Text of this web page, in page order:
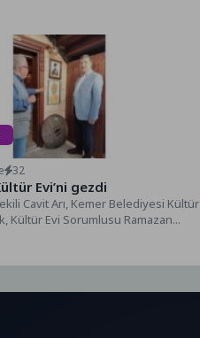
32
Evi’ni gezdi
Cavit Arı, Kemer Belediyesi Kültür
Kültür Evi Sorumlusu Ramazan...